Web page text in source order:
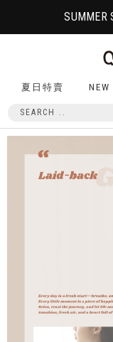
夏日特賣 NEW